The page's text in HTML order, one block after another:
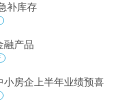
补库存
融产品
房企上半年业绩预喜